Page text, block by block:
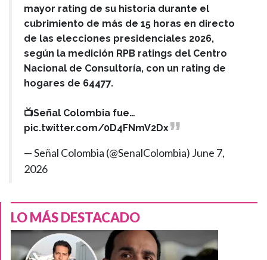
mayor rating de su historia durante el
cubrimiento de más de 15 horas en directo
de las elecciones presidenciales 2026,
según la medición RPB ratings del Centro
Nacional de Consultoría, con un rating de
hogares de 64477.
📺Señal Colombia fue…
pic.twitter.com/0D4FNmV2Dx
— Señal Colombia (@SenalColombia) June 7,
2026
LO MÁS DESTACADO